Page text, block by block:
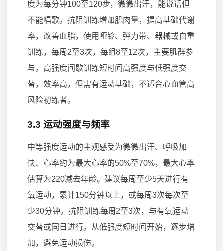
度为每分钟100至120步，微微出汗，能说话但
不能唱歌。抗阻训练增加肌肉量，提高基础代谢
率，改善血脂，使用哑铃、弹力带、器械或自重
训练，每周2至3次，每组8至12次，主要肌群参
与。高强度间歇训练短时间高强度与低强度交
替，效率高，但需有运动基础，不适合心血管高
风险初练者。
3.3 运动强度与频率
中等强度运动的主观感受为微微出汗、呼吸加
快、心率约为最大心率的50%至70%，最大心率
估算为220减去年龄。建议每周至少5天进行有
氧运动，累计150分钟以上，或每周3次每次至
少30分钟。抗阻训练每周2至3次，与有氧运动
交替或同日进行。从低强度短时间开始，逐步增
加，避免运动损伤。